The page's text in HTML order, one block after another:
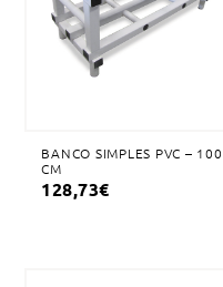
BANCO SIMPLES PVC – 100
CM
128,73€